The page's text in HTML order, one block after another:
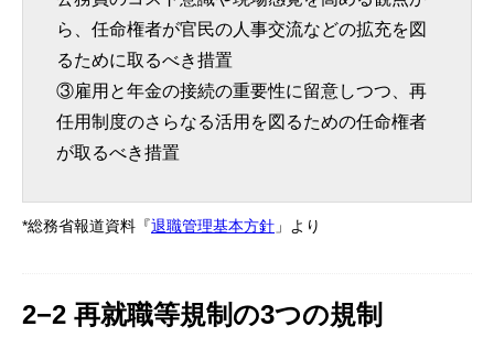
ら、任命権者が官民の人事交流などの拡充を図
るために取るべき措置
③雇用と年金の接続の重要性に留意しつつ、再
任用制度のさらなる活用を図るための任命権者
が取るべき措置
*総務省報道資料『退職管理基本方針 」より
2−2 再就職等規制の3つの規制